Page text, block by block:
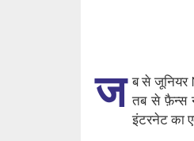
ज ब से जूनियर
तब से फ़ैन्स ने
इंटरनेट का